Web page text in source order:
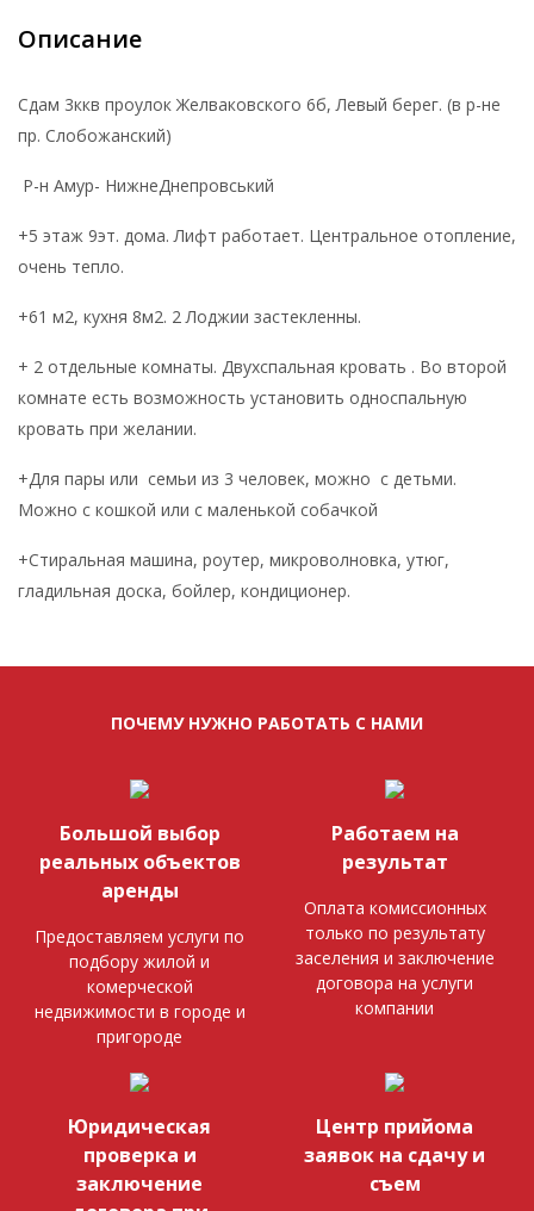
Описание
Сдам 3ккв проулок Желваковского 6б, Левый берег. (в р-не
пр. Слобожанский)
Р-н Амур- НижнеДнепровський
+5 этаж 9эт. дома. Лифт работает. Центральное отопление,
очень тепло.
+61 м2, кухня 8м2. 2 Лоджии застекленны.
+ 2 отдельные комнаты. Двухспальная кровать . Во второй
комнате есть возможность установить односпальную
кровать при желании.
+Для пары или семьи из 3 человек, можно с детьми.
Можно с кошкой или с маленькой собачкой
+Стиральная машина, роутер, микроволновка, утюг,
гладильная доска, бойлер, кондиционер.
ПОЧЕМУ НУЖНО РАБОТАТЬ С НАМИ
Большой выбор
реальных объектов
аренды
Предоставляем услуги по
подбору жилой и
комерческой
недвижимости в городе и
пригороде
Работаем на
результат
Оплата комиссионных
только по результату
заселения и заключение
договора на услуги
компании
Юридическая
проверка и
заключение
Центр прийома
заявок на сдачу и
съем